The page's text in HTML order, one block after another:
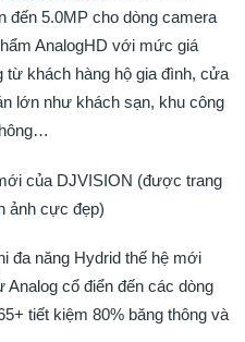
đến 5.0MP cho dòng camera
AnalogHD với mức giá
từ khách hàng hộ gia đình, cửa
lớn như khách sạn, khu công
của DJVISION (được trang
ảnh cực đẹp)
đa năng Hydrid thế hệ mới
cổ điển đến các dòng
tiết kiệm 80% băng thông và